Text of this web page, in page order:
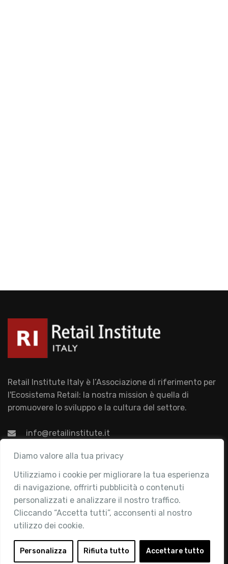
Diamo valore alla tua privacy
Utilizziamo i cookie per migliorare la tua esperienza
di navigazione, offrirti pubblicità o contenuti
personalizzati e analizzare il nostro traffico.
Cliccando “Accetta tutti”, acconsenti al nostro
utilizzo dei cookie.
Personalizza Rifiuta tutto Accettare tutto
Retail Institute Italy è l’Associazione di riferimento per
l'Ecosistema Retail: la nostra mission è quella di
promuovere lo sviluppo e la cultura del settore.
info@retailinstitute.it
Associazione
Chi siamo
Attività
Contatti
Area Riservata
Login